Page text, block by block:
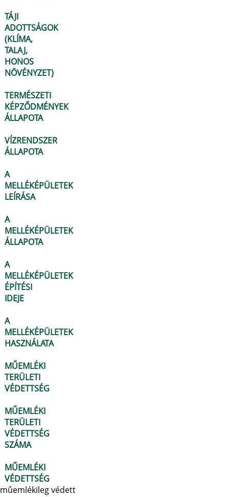
TÁJI
ADOTTSÁGOK
(KLÍMA,
TALAJ,
HONOS
NÖVÉNYZET)
TERMÉSZETI
KÉPZŐDMÉNYEK
ÁLLAPOTA
VÍZRENDSZER
ÁLLAPOTA
A
MELLÉKÉPÜLETEK
LEÍRÁSA
A
MELLÉKÉPÜLETEK
ÁLLAPOTA
A
MELLÉKÉPÜLETEK
ÉPÍTÉSI
IDEJE
A
MELLÉKÉPÜLETEK
HASZNÁLATA
MŰEMLÉKI
TERÜLETI
VÉDETTSÉG
MŰEMLÉKI
TERÜLETI
VÉDETTSÉG
SZÁMA
MŰEMLÉKI
VÉDETTSÉG
mûemlékileg védett